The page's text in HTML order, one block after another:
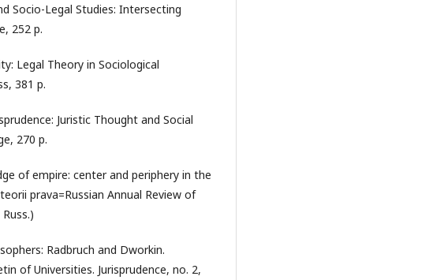
Socio-Legal Studies: Intersecting
252 p.
Legal Theory in Sociological
381 p.
Juristic Thought and Social
270 p.
of empire: center and periphery in the
prava=Russian Annual Review of
Radbruch and Dworkin.
of Universities. Jurisprudence, no. 2,